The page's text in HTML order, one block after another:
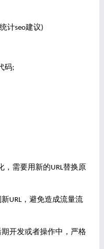
计seo建议)
码;
需要用新的URL替换原
URL，避免造成流量流
开发或者操作中，严格